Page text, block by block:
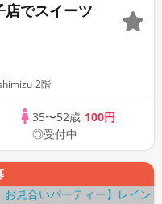
店でスイーツ
2階
35〜52歳 100円
◎受付中